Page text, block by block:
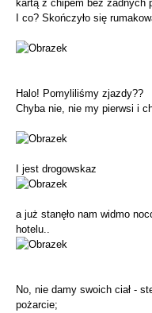
kartą z chipem bez żadnych
I co? Skończyło się
Halo! Pomyliliśmy zjazdy??
Chyba nie, nie my pierwsi i
I jest drogowskaz
a już stanęło nam widmo
hotelu..
No, nie damy swoich ciał -
pożarcie;